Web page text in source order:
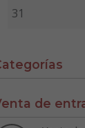
31
de